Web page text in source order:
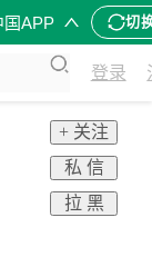
国APP 切
登录
+ 关注
私 信
拉 黑